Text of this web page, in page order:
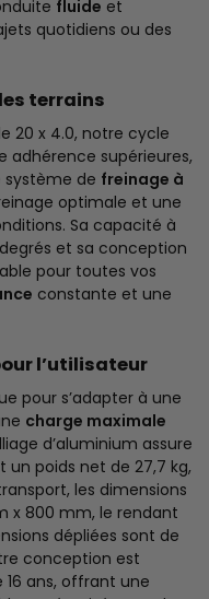
fluide et
quotidiens ou des
terrains
20 x 4.0, notre cycle
adhérence supérieures,
système de freinage à
optimale et une
Sa capacité à
et sa conception
pour toutes vos
constante et une
l’utilisateur
pour s’adapter à une
charge maximale
d’aluminium assure
poids net de 27,7 kg,
les dimensions
x 800 mm, le rendant
dépliées sont de
conception est
ans, offrant une